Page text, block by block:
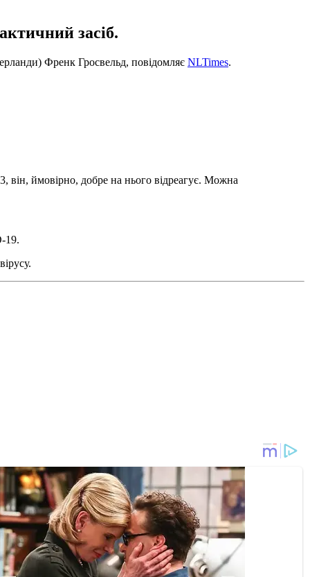
засіб.
Френк Гросвельд, повідомляє NLTimes.
ймовірно, добре на нього відреагує. Можна
19.